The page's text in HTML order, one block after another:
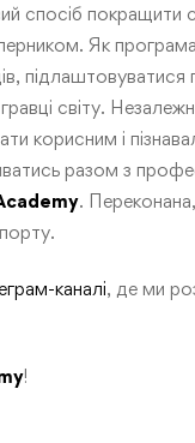
спосіб покращити
Як
підлаштовуватися
світу.
корисним і
разом з
.
каналі, де ми
!